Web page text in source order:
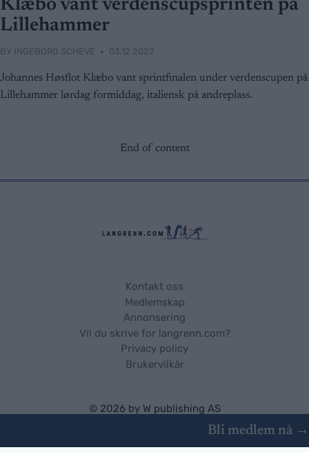
Bli medlem nå →
Klæbo vant verdenscupsprinten på
Lillehammer
BY INGEBORG SCHEVE 03.12.2022
Johannes Høsflot Klæbo vant sprintfinalen under verdenscupen på
Lillehammer lørdag formiddag, italiensk på andreplass.
End of content
Kontakt oss
Medlemskap
Annonsering
Vil du skrive for langrenn.com?
Privacy policy
Brukervilkår
© 2026 by W publishing AS